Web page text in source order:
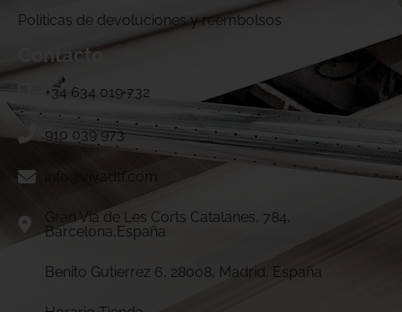
Politicas de devoluciones y reembolsos
Contacto
+34 634 019 732
910 039 973
info@vivadtf.com
Gran Vía de Les Corts Catalanes, 784.
Barcelona,España
Benito Gutierrez 6, 28008, Madrid, España